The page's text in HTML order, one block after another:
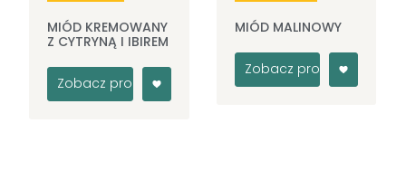
MIÓD KREMOWANY
Z CYTRYNĄ I IBIREM
Zobacz produkt
MIÓD MALINOWY
Zobacz produkt